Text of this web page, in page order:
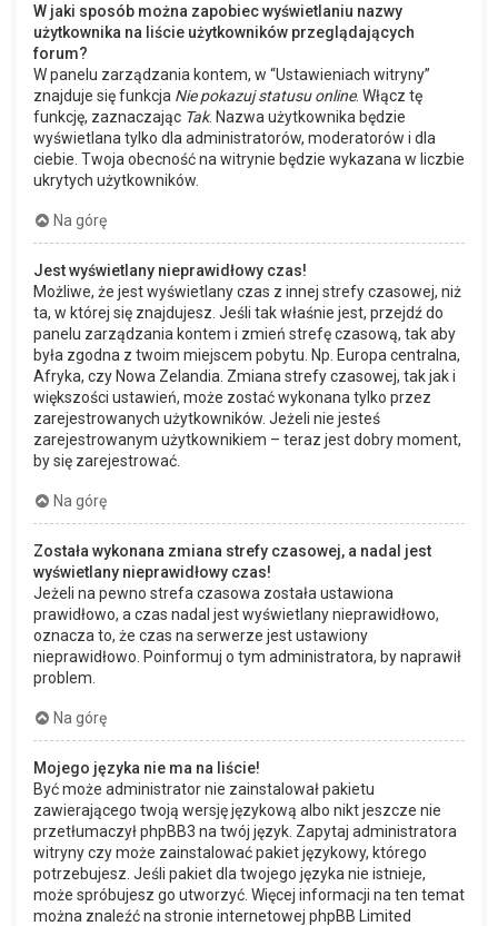
W jaki sposób można zapobiec wyświetlaniu nazwy
użytkownika na liście użytkowników przeglądających
forum?
W panelu zarządzania kontem, w “Ustawieniach witryny”
znajduje się funkcja Nie pokazuj statusu online. Włącz tę
funkcję, zaznaczając Tak. Nazwa użytkownika będzie
wyświetlana tylko dla administratorów, moderatorów i dla
ciebie. Twoja obecność na witrynie będzie wykazana w liczbie
ukrytych użytkowników.
Na górę
Jest wyświetlany nieprawidłowy czas!
Możliwe, że jest wyświetlany czas z innej strefy czasowej, niż
ta, w której się znajdujesz. Jeśli tak właśnie jest, przejdź do
panelu zarządzania kontem i zmień strefę czasową, tak aby
była zgodna z twoim miejscem pobytu. Np. Europa centralna,
Afryka, czy Nowa Zelandia. Zmiana strefy czasowej, tak jak i
większości ustawień, może zostać wykonana tylko przez
zarejestrowanych użytkowników. Jeżeli nie jesteś
zarejestrowanym użytkownikiem – teraz jest dobry moment,
by się zarejestrować.
Na górę
Została wykonana zmiana strefy czasowej, a nadal jest
wyświetlany nieprawidłowy czas!
Jeżeli na pewno strefa czasowa została ustawiona
prawidłowo, a czas nadal jest wyświetlany nieprawidłowo,
oznacza to, że czas na serwerze jest ustawiony
nieprawidłowo. Poinformuj o tym administratora, by naprawił
problem.
Na górę
Mojego języka nie ma na liście!
Być może administrator nie zainstalował pakietu
zawierającego twoją wersję językową albo nikt jeszcze nie
przetłumaczył phpBB3 na twój język. Zapytaj administratora
witryny czy może zainstalować pakiet językowy, którego
potrzebujesz. Jeśli pakiet dla twojego języka nie istnieje,
może spróbujesz go utworzyć. Więcej informacji na ten temat
można znaleźć na stronie internetowej phpBB Limited